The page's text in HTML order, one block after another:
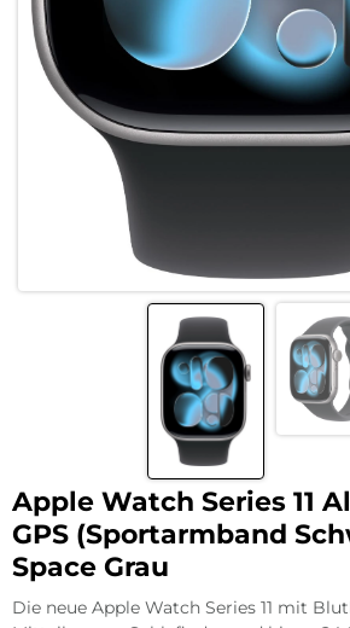
Apple Watch Series 11
GPS (Sportarmband
Space Grau
Die neue Apple Watch Series 11 mit